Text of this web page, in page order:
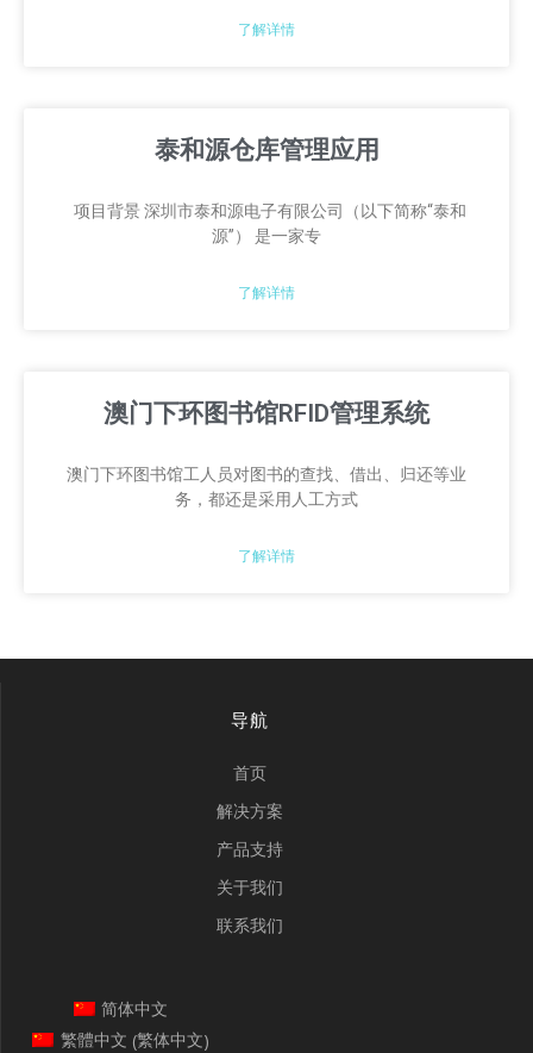
了解详情
泰和源仓库管理应用
项目背景 深圳市泰和源电子有限公司（以下简称“泰和
源”） 是一家专
了解详情
澳门下环图书馆RFID管理系统
澳门下环图书馆工人员对图书的查找、借出、归还等业
务，都还是采用人工方式
了解详情
导航
首页
解决方案
产品支持
关于我们
联系我们
简体中文
繁體中文 (繁体中文)